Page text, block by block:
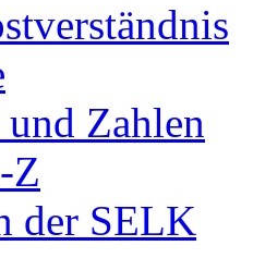
Zahlen
Z
der SELK